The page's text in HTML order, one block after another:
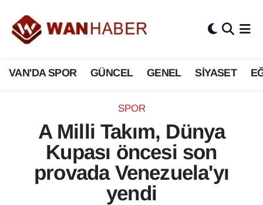
VAN'DA SPOR GÜNCEL GENEL SİYASET
SPOR
A Milli Takım, Dünya
Kupası öncesi son
provada Venezuela'yı
yendi
3.SAYFA
ASAYİŞ
BİLİM VE TEKNOLOJİ
Biyografi
Bölge Haberleri
Van Nöbetçi Eczaneler
Van Hava Durumu
Van Namaz Vakitleri
Van Trafik Yoğunluk Haritası
Süper Lig Puan Durumu ve Fikstür